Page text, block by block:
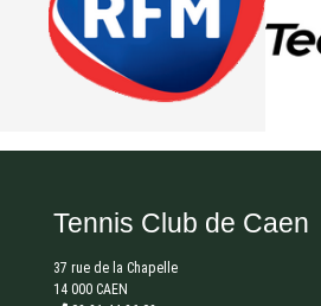
Tennis Club de Caen
37 rue de la Chapelle
14 000 CAEN